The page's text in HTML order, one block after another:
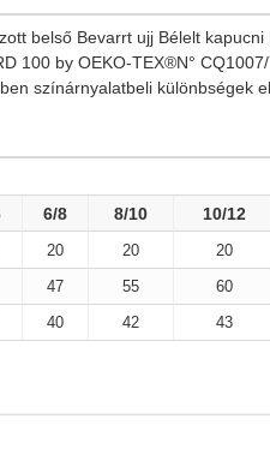
belső Bevarrt ujj Bélelt
100 by OEKO-TEX®N°
színárnyalatbeli különbségek
6/8 8/10 10/12
20 20 20
47 55 60
40 42 43